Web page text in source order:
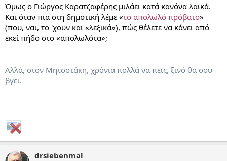
Όμως ο Γιώργος Καρατζαφέρης μιλάει κατά κανόνα λαϊκά.
Και όταν πια στη δημοτική λέμε «το απολωλό πρόβατο»
(που, ναι, το 'χουν και «λεξικά»), πώς θέλετε να κάνει από
εκεί πήδο στο «απολωλότα»;
Αλλά, στον Μητσοτάκη, χρόνια πολλά να πεις, ξινό θα σου
βγει.
drsiebenmal